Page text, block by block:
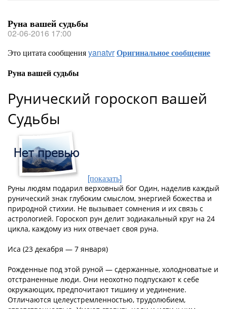
Руна вашей судьбы
02-06-2016 17:00
Это цитата сообщенияyanatvrОригинальное сообщение
Руна вашей судьбы
Рунический гороскоп вашей
Судьбы
[показать]
Руны людям подарил верховный бог Один, наделив каждый
рунический знак глубоким смыслом, энергией божества и
природной стихии. Не вызывает сомнения и их связь с
астрологией. Гороскоп рун делит зодиакальный круг на 24
цикла, каждому из них отвечает своя руна.
Иса (23 декабря — 7 января)
Рожденные под этой руной — сдержанные, холодноватые и
отстраненные люди. Они неохотно подпускают к себе
окружающих, предпочитают тишину и уединение.
Отличаются целеустремленностью, трудолюбием,